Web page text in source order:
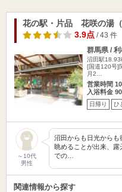
花の駅・片品 花咲の湯
3.9点/ 43 件
群馬県 /
沼田駅
[国道120号]
月2…
営業時間
入浴料金
日帰り ひ
～10代
男性
沼田からも日光からも
眺めることが出来、露
での…
関連情報から探す